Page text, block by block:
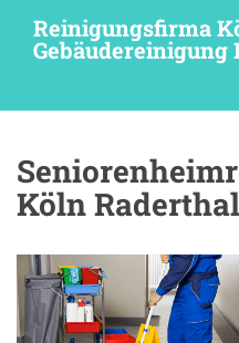
t
Reinigungsfirma
Gebäudereinigung
Köln Raderthal